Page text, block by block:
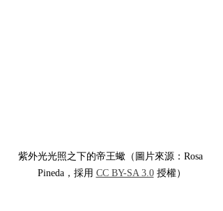
紫外光光照之下的帝王蠍（圖片來源：Rosa
Pineda，採用 CC BY-SA 3.0 授權）